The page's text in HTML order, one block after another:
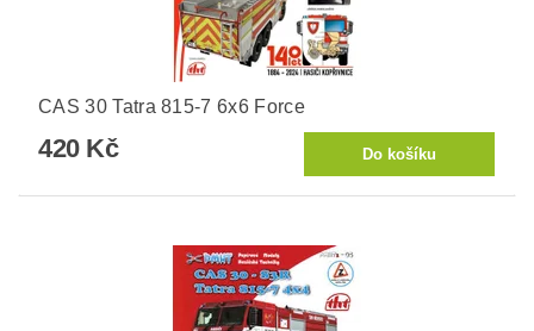
CAS 30 Tatra 815-7 6x6 Force
420 Kč